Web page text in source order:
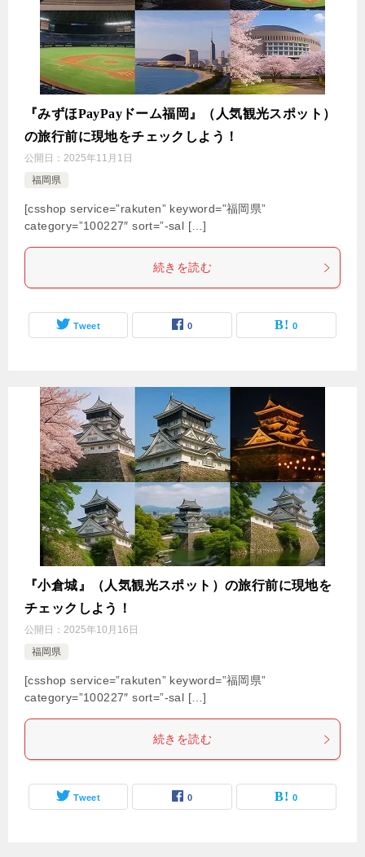
『みずほPayPayドーム福岡』（人気観光スポット）
の旅行前に現地をチェックしよう！
公開日： 2025年11月1日
福岡県
[csshop service=”rakuten” keyword=”福岡県”
category=”100227″ sort=”-sal […]
続きを読む
Tweet 0 0
『小倉城』（人気観光スポット）の旅行前に現地を
チェックしよう！
公開日： 2025年10月16日
福岡県
[csshop service=”rakuten” keyword=”福岡県”
category=”100227″ sort=”-sal […]
続きを読む
Tweet 0 0